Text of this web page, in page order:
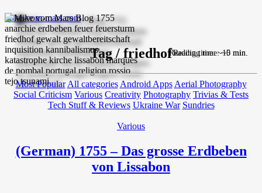
mike-vom-mars.com
Tag / friedhof
Most Popular All categories Android Apps Aerial Photography
Social Criticism Various Creativity Photography Trivias & Tests
Tech Stuff & Reviews Ukraine War Sundries
Various
(German) 1755 – Das grosse Erdbeben
von Lissabon
Reading time: ~10 min.
Reading time: ~5 min.